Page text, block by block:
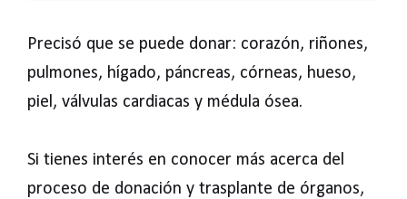
Precisó que se puede donar: corazón, riñones,
pulmones, hígado, páncreas, córneas, hueso,
piel, válvulas cardiacas y médula ósea.
Si tienes interés en conocer más acerca del
proceso de donación y trasplante de órganos,